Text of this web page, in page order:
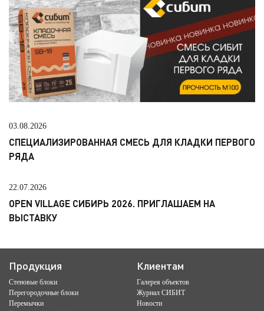
03.08.2026
СПЕЦИАЛИЗИРОВАННАЯ СМЕСЬ ДЛЯ КЛАДКИ ПЕРВОГО
РЯДА
22.07.2026
OPEN VILLAGE СИБИРЬ 2026. ПРИГЛАШАЕМ НА
ВЫСТАВКУ
Продукция
Стеновые блоки
Перегородочные блоки
Перемычки
Клиентам
Галерея объектов
Журнал СИБИТ
Новости